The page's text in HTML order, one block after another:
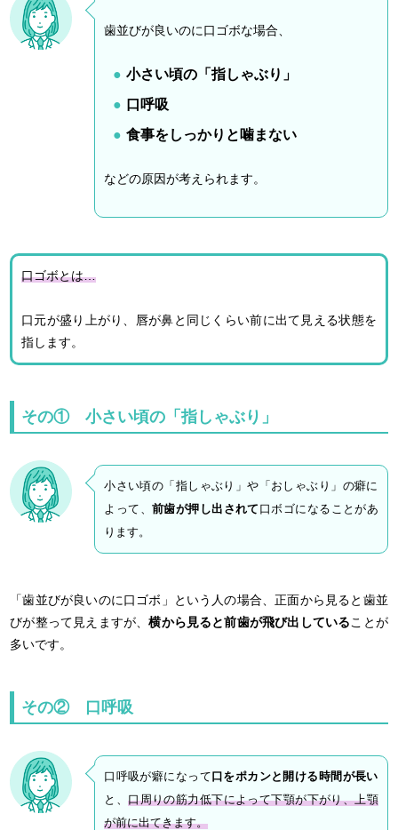
歯並びが良いのに口ゴボな場合、
小さい頃の「指しゃぶり」
口呼吸
食事をしっかりと噛まない
などの原因が考えられます。
口ゴボとは…
口元が盛り上がり、唇が鼻と同じくらい前に出て見える状態を
指します。
その① 小さい頃の「指しゃぶり」
小さい頃の「指しゃぶり」や「おしゃぶり」の癖に
よって、 前歯が押し出されて 口ボゴになることがあ
ります。
「歯並びが良いのに口ゴボ」という人の場合、正面から見ると歯並
びが整って見えますが、横から見ると前歯が飛び出していることが
多いです。
その② 口呼吸
口呼吸が癖になって口をポカンと開ける時間が長い
と、口周りの筋力低下によって下顎が下がり、上顎
が前に出てきます。